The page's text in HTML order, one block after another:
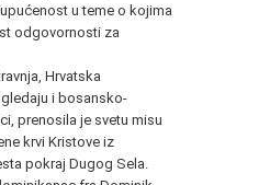
u teme o kojima
odgovornosti za
Hrvatska
i bosansko-
prenosila je svetu misu
krvi Kristove iz
pokraj Dugog Sela.